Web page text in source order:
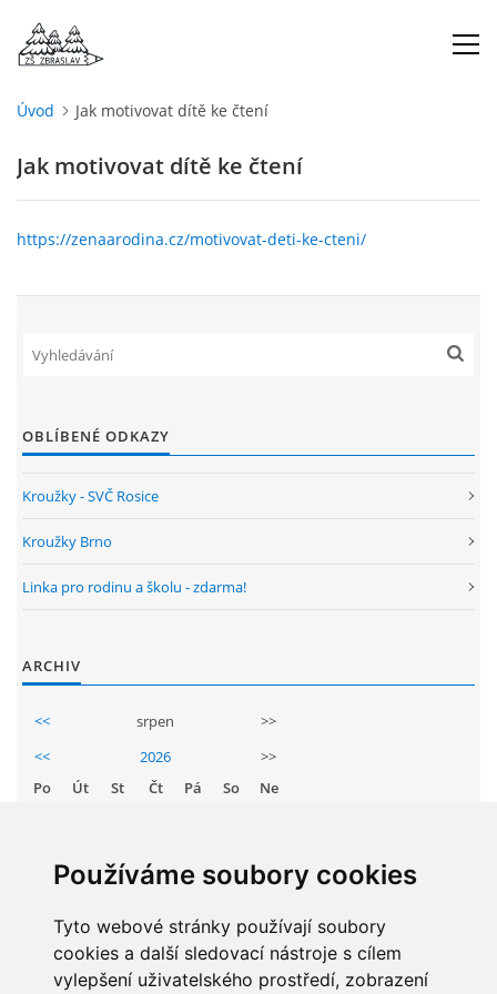
Používáme soubory cookies
Tyto webové stránky používají soubory
cookies a další sledovací nástroje s cílem
vylepšení uživatelského prostředí, zobrazení
O NÁS
ENVIRONMENTÁLNÍ VÝCHOVA
ŠKOLNÍ DRUŽINA
KROUŽKY
NAŠE ÚSPĚCHY
Úvod Jak motivovat dítě ke čtení
Jak motivovat dítě ke čtení
https://zenaarodina.cz/motivovat-deti-ke-cteni/
OBLÍBENÉ ODKAZY
Kroužky - SVČ Rosice
Kroužky Brno
Linka pro rodinu a školu - zdarma!
ARCHIV
<< srpen
>>
<<
2026
>>
Po
Út St Čt Pá So
Ne
11 12 13 14 15
16
18 19 20 21 22
23
25 26 27 28 29
30